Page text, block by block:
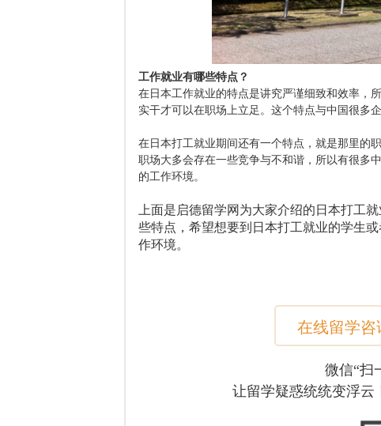
工作就业有哪些特点？
在日本工作就业的特点是讲究严谨细致和效率，
实干才可以在职场上立足。这个特点与中国很多
在日本打工就业期间还有一个特点，就是那里的
职场大多会存在一些竞争与不和谐，所以有很多
的工作环境。
上面是启德留学网为大家介绍的日本打工
些特点，希望想要到日本打工就业的学生
作环境。
在线留学咨
微信“扫
让留学疑惑统统变浮云